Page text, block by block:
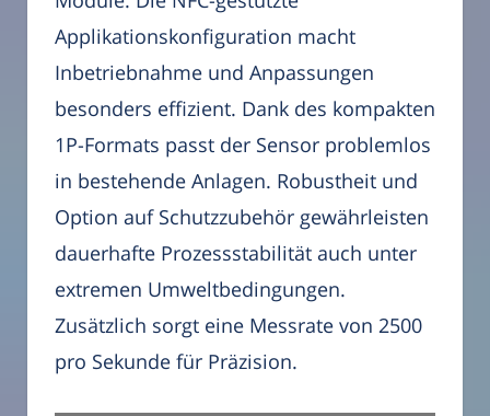
Applikationskonfiguration macht
Inbetriebnahme und Anpassungen
besonders effizient. Dank des kompakten
1P-Formats passt der Sensor problemlos
in bestehende Anlagen. Robustheit und
Option auf Schutzzubehör gewährleisten
dauerhafte Prozessstabilität auch unter
extremen Umweltbedingungen.
Zusätzlich sorgt eine Messrate von 2500
pro Sekunde für Präzision.